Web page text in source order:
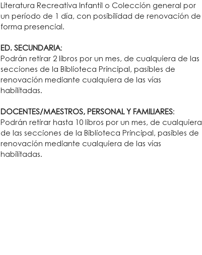
Literatura Recreativa Infantil o Colección general por
un período de 1 día, con posibilidad de renovación de
forma presencial.
ED. SECUNDARIA:
Podrán retirar 2 libros por un mes, de cualquiera de las
secciones de la Biblioteca Principal, pasibles de
renovación mediante cualquiera de las vías
habilitadas.
DOCENTES/MAESTROS, PERSONAL Y FAMILIARES:
Podrán retirar hasta 10 libros por un mes, de cualquiera
de las secciones de la Biblioteca Principal, pasibles de
renovación mediante cualquiera de las vías
habilitadas.